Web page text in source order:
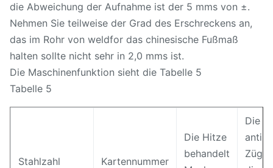
die Abweichung der Aufnahme ist der 5 mms von ±.
Nehmen Sie teilweise der Grad des Erschreckens an,
das im Rohr von weldfor das chinesische Fußmaß
halten sollte nicht sehr in 2,0 mms ist.
Die Maschinenfunktion sieht die Tabelle 5
Tabelle 5
Stahlzahl Kartennummer
Die Hitze
behandelt
Die
anti-
Züge